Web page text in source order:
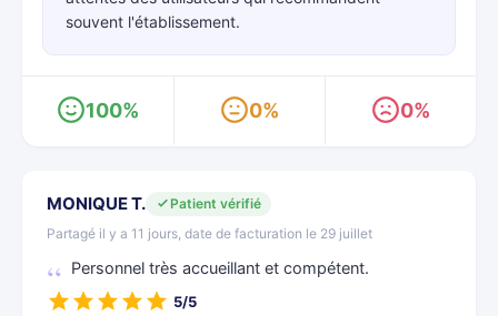
souvent l'établissement.
100% 0% 0%
MONIQUE T.
Patient vérifié
Partagé il y a 11 jours, date de facturation le 29 juillet
Personnel très accueillant et compétent.
5/5